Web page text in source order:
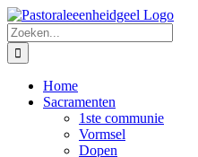
Ga
naar
inhoud
Zoeken
naar:
Home
Sacramenten
1ste communie
Vormsel
Dopen